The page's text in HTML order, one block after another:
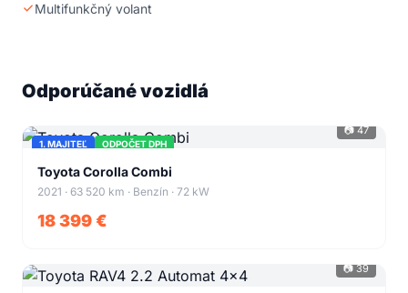
Multifunkčný volant
Odporúčané vozidlá
1. MAJITEĽ ODPOČET DPH
📷 47
+43
Toyota Corolla Combi
2021 · 63 520 km · Benzín · 72 kW
18 399 €
📷 39